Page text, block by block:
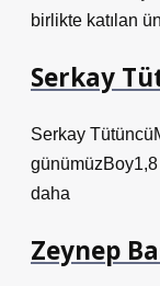
birlikte katılan
Serkay
Serkay
daha
Zeynep